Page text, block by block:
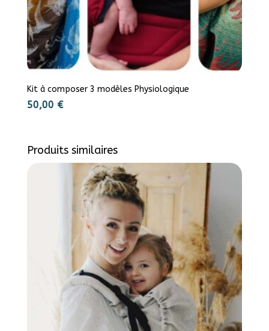
Kit à composer 3 modèles Physiologique
50,00 €
Produits similaires